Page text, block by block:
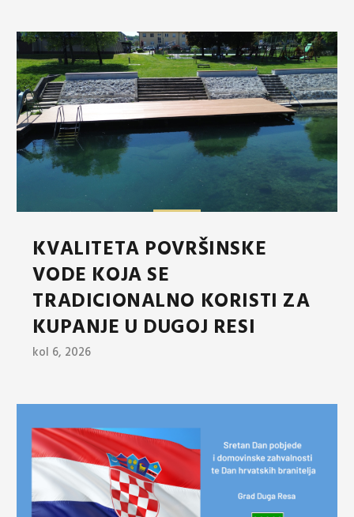
KVALITETA POVRŠINSKE
VODE KOJA SE
TRADICIONALNO KORISTI ZA
KUPANJE U DUGOJ RESI
kol 6, 2026